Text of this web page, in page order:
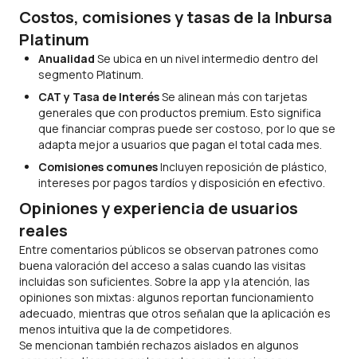
Costos, comisiones y tasas de la Inbursa
Platinum
Anualidad Se ubica en un nivel intermedio dentro del
segmento Platinum.
CAT y Tasa de InterésSe alinean más con tarjetas
generales que con productos premium. Esto significa
que financiar compras puede ser costoso, por lo que se
adapta mejor a usuarios que pagan el total cada mes.
Comisiones comunesIncluyen reposición de plástico,
intereses por pagos tardíos y disposición en efectivo.
Opiniones y experiencia de usuarios
reales
Entre comentarios públicos se observan patrones como
buena valoración del acceso a salas cuando las visitas
incluidas son suficientes. Sobre la app y la atención, las
opiniones son mixtas: algunos reportan funcionamiento
adecuado, mientras que otros señalan que la aplicación es
menos intuitiva que la de competidores.
Se mencionan también rechazos aislados en algunos